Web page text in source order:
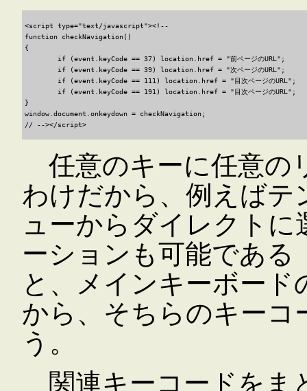
<script type="text/javascript"><!--
function checkNavigation()
{
}
window.document.onkeydown = checkNavigation;
// --></script>
任意のキーに任意の
わけだから、例えばテ
ューからダイレクトに
ーションも可能である
と、メインキーボー
から、そちらのキーコ
う。
関連キーコードをま